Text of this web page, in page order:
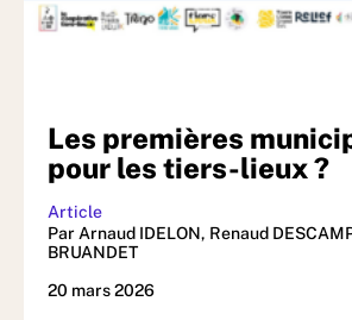
Les premières
pour les tiers-lieux ?
Article
Par Arnaud IDELON, Renaud DESCAMPS
BRUANDET
20 mars 2026